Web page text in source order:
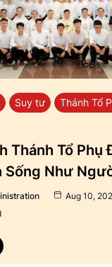
Suy tư
Thánh Tổ
Thánh Tổ Phụ
Sống Như
Aug 10,